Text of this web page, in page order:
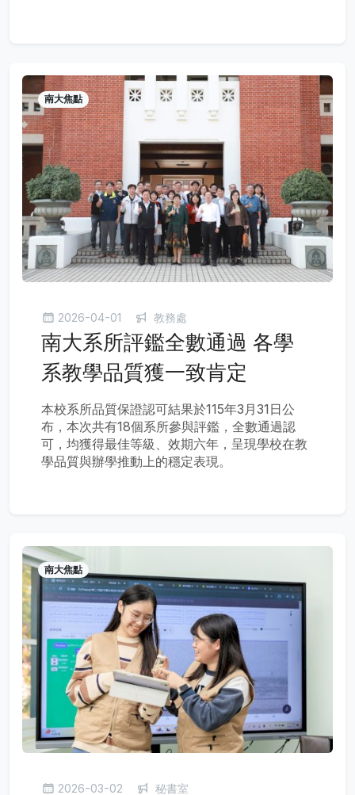
南大焦點
2026-04-01 教務處
南大系所評鑑全數通過 各學
系教學品質獲一致肯定
本校系所品質保證認可結果於115年3月31日公
布，本次共有18個系所參與評鑑，全數通過認
可，均獲得最佳等級、效期六年，呈現學校在教
學品質與辦學推動上的穩定表現。
南大焦點
2026-03-02 秘書室